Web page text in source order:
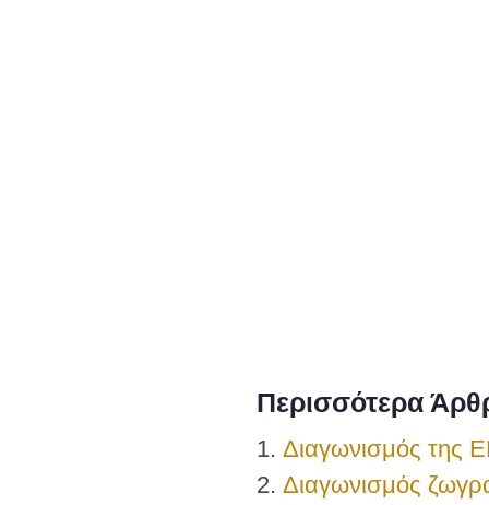
Περισσότερα
Διαγωνισμός της
Διαγωνισμός